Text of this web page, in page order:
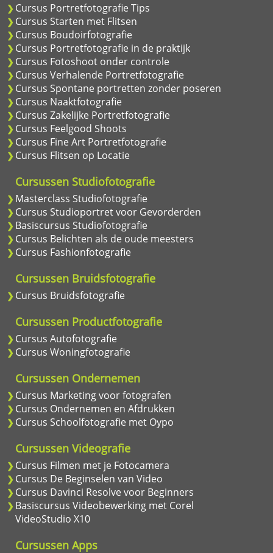
Cursus Portretfotografie Tips
Cursus Starten met Flitsen
Cursus Boudoirfotografie
Cursus Portretfotografie in de praktijk
Cursus Fotoshoot onder controle
Cursus Verhalende Portretfotografie
Cursus Spontane portretten zonder poseren
Cursus Naaktfotografie
Cursus Zakelijke Portretfotografie
Cursus Feelgood Shoots
Cursus Fine Art Portretfotografie
Cursus Flitsen op Locatie
Cursussen Studiofotografie
Masterclass Studiofotografie
Cursus Studioportret voor Gevorderden
Basiscursus Studiofotografie
Cursus Belichten als de oude meesters
Cursus Fashionfotografie
Cursussen Bruidsfotografie
Cursus Bruidsfotografie
Cursussen Productfotografie
Cursus Autofotografie
Cursus Woningfotografie
Cursussen Ondernemen
Cursus Marketing voor fotografen
Cursus Ondernemen en Afdrukken
Cursus Schoolfotografie met Oypo
Cursussen Videografie
Cursus Filmen met je Fotocamera
Cursus De Beginselen van Video
Cursus Davinci Resolve voor Beginners
Basiscursus Videobewerking met Corel
VideoStudio X10
Cursussen Apps